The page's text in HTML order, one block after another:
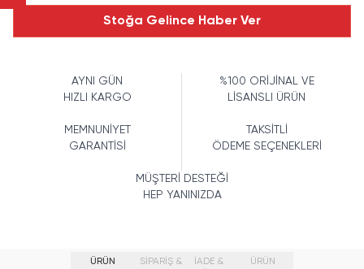
Stoğa Gelince Haber Ver
AYNI GÜN
HIZLI KARGO
%100 ORİJİNAL VE
LİSANSLI ÜRÜN
MEMNUNİYET
GARANTİSİ
TAKSİTLİ
ÖDEME SEÇENEKLERİ
MÜŞTERİ DESTEĞİ
HEP YANINIZDA
ÜRÜN
SİPARİŞ &
İADE &
ÜRÜN